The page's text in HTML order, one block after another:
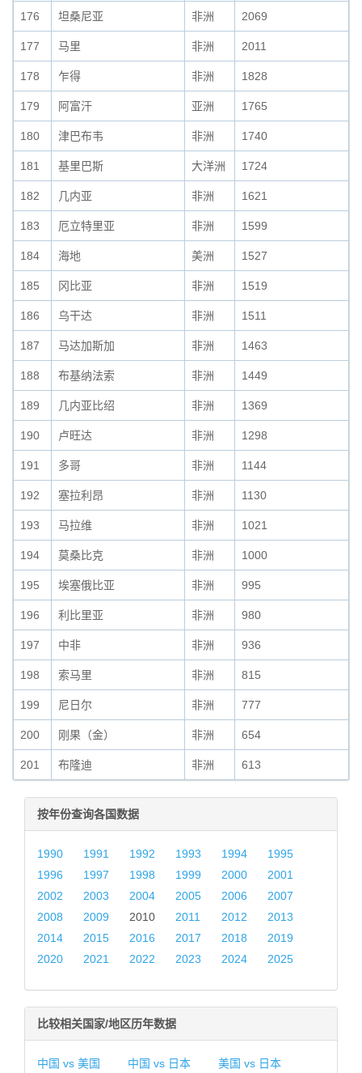
176 坦桑尼亚 非洲 2069
177 马里 非洲 2011
178 乍得 非洲 1828
179 阿富汗 亚洲 1765
180 津巴布韦 非洲 1740
181 基里巴斯 大洋洲 1724
182 几内亚 非洲 1621
183 厄立特里亚 非洲 1599
184 海地 美洲 1527
185 冈比亚 非洲 1519
186 乌干达 非洲 1511
187 马达加斯加 非洲 1463
188 布基纳法索 非洲 1449
189 几内亚比绍 非洲 1369
190 卢旺达 非洲 1298
191 多哥 非洲 1144
192 塞拉利昂 非洲 1130
193 马拉维 非洲 1021
194 莫桑比克 非洲 1000
195 埃塞俄比亚 非洲 995
196 利比里亚 非洲 980
197 中非 非洲 936
198 索马里 非洲 815
199 尼日尔 非洲 777
200 刚果（金） 非洲 654
201 布隆迪 非洲 613
按年份查询各国数据
1990 1991 1992 1993 1994
1995
1996
1997 1998 1999 2000
2001
2002
2003 2004 2005 2006
2007
2008
2009 2010 2011 2012
2013
2014
2015 2016 2017 2018
2019
2020
2021 2022 2023 2024 2025
比较相关国家/地区历年数据
中国 vs 美国 中国 vs 日本
美国 vs 日本